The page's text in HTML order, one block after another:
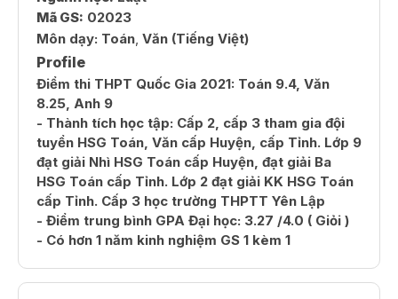
Mã GS: 02023
Môn dạy: Toán, Văn (Tiếng Việt)
Profile
Điểm thi THPT Quốc Gia 2021: Toán 9.4, Văn
8.25, Anh 9
- Thành tích học tập: Cấp 2, cấp 3 tham gia đội
tuyển HSG Toán, Văn cấp Huyện, cấp Tỉnh. Lớp 9
đạt giải Nhì HSG Toán cấp Huyện, đạt giải Ba
HSG Toán cấp Tỉnh. Lớp 2 đạt giải KK HSG Toán
cấp Tỉnh. Cấp 3 học trường THPTT Yên Lập
- Điểm trung bình GPA Đại học: 3.27 /4.0 ( Giỏi )
- Có hơn 1 năm kinh nghiệm GS 1 kèm 1